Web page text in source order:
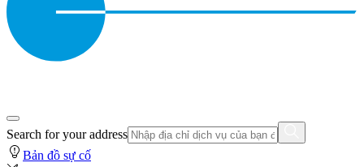
Search for your address
Bản đồ sự cố